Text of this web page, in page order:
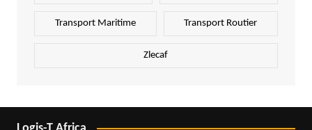
Transport Maritime Transport Routier
Zlecaf